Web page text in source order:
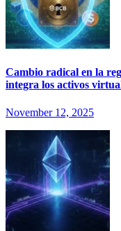
Cambio radical en la
integra los activos
November 12, 2025